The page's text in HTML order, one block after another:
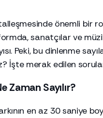
önemli bir
sanatçılar ve
Peki, bu dinlenme
İşte merak edilen
Zaman Sayılır?
en az 30 saniye